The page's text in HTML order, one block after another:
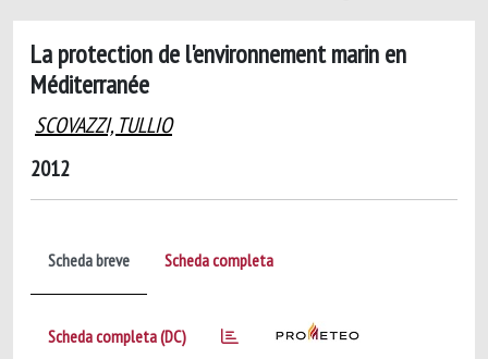
La protection de l'environnement marin en
Méditerranée
SCOVAZZI, TULLIO
2012
Scheda breve Scheda completa
Scheda completa (DC)